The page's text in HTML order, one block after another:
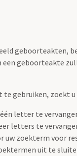
geboorteakten,
geboorteakte
te gebruiken, zoekt
letter te
letters te
uw zoekterm voor
uit te